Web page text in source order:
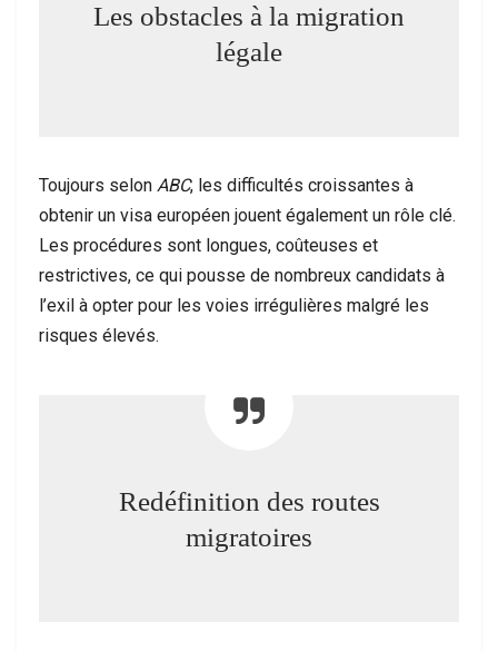
Les obstacles à la migration
légale
Toujours selon ABC, les difficultés croissantes à
obtenir un visa européen jouent également un rôle clé.
Les procédures sont longues, coûteuses et
restrictives, ce qui pousse de nombreux candidats à
l’exil à opter pour les voies irrégulières malgré les
risques élevés.
Redéfinition des routes
migratoires